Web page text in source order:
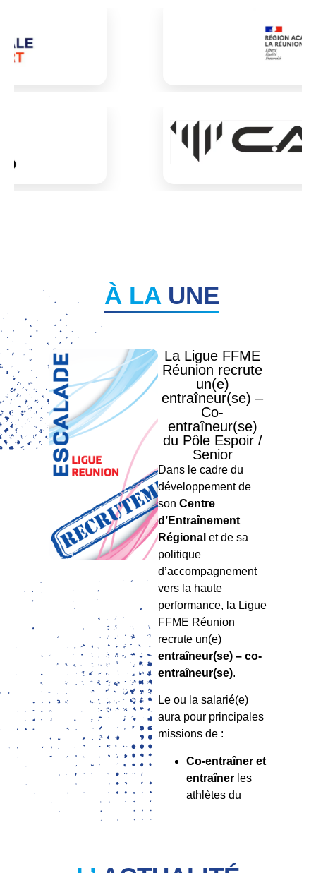
À LA UNE
La Ligue FFME
Réunion recrute
un(e)
entraîneur(se) –
Co-
entraîneur(se)
du Pôle Espoir /
Senior
Dans le cadre du
développement de
son Centre
d’Entraînement
Régional et de sa
politique
d’accompagnement
vers la haute
performance, la Ligue
FFME Réunion
recrute un(e)
entraîneur(se) – co-
entraîneur(se).
Le ou la salarié(e)
aura pour principales
missions de :
Co-entraîner et
entraîner les
athlètes du
dynamiser